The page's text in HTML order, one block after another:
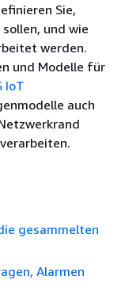
Sie,
und wie
werden.
und Modelle für
IoT
auch
gesammelten
Alarmen